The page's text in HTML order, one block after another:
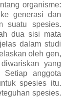
organisme:
generasi dan
suatu spesies.
dua sisi mata
dalam studi
oleh gen,
yang
anggota
spesies itu.
spesies.